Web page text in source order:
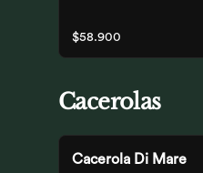
focaccia.
$58.900
Cacerolas
Cacerola Di Mare